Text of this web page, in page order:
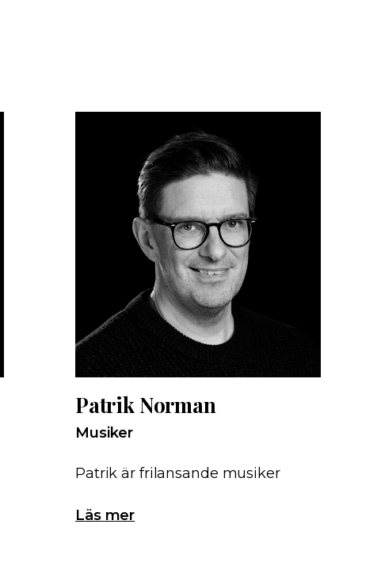
Patrik Norman
Musiker
Patrik är frilansande musiker
Läs mer